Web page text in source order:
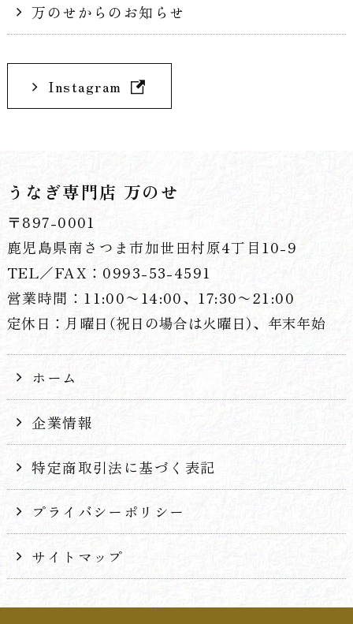
万のせからのお知らせ
Instagram
うなぎ専門店 万のせ
〒897-0001
鹿児島県南さつま市加世田村原4丁目10-9
TEL／FAX：0993-53-4591
営業時間：11:00〜14:00、17:30〜21:00
定休日：月曜日（祝日の場合は火曜日）、年末年始
ホーム
企業情報
特定商取引法に基づく表記
プライバシーポリシー
サイトマップ